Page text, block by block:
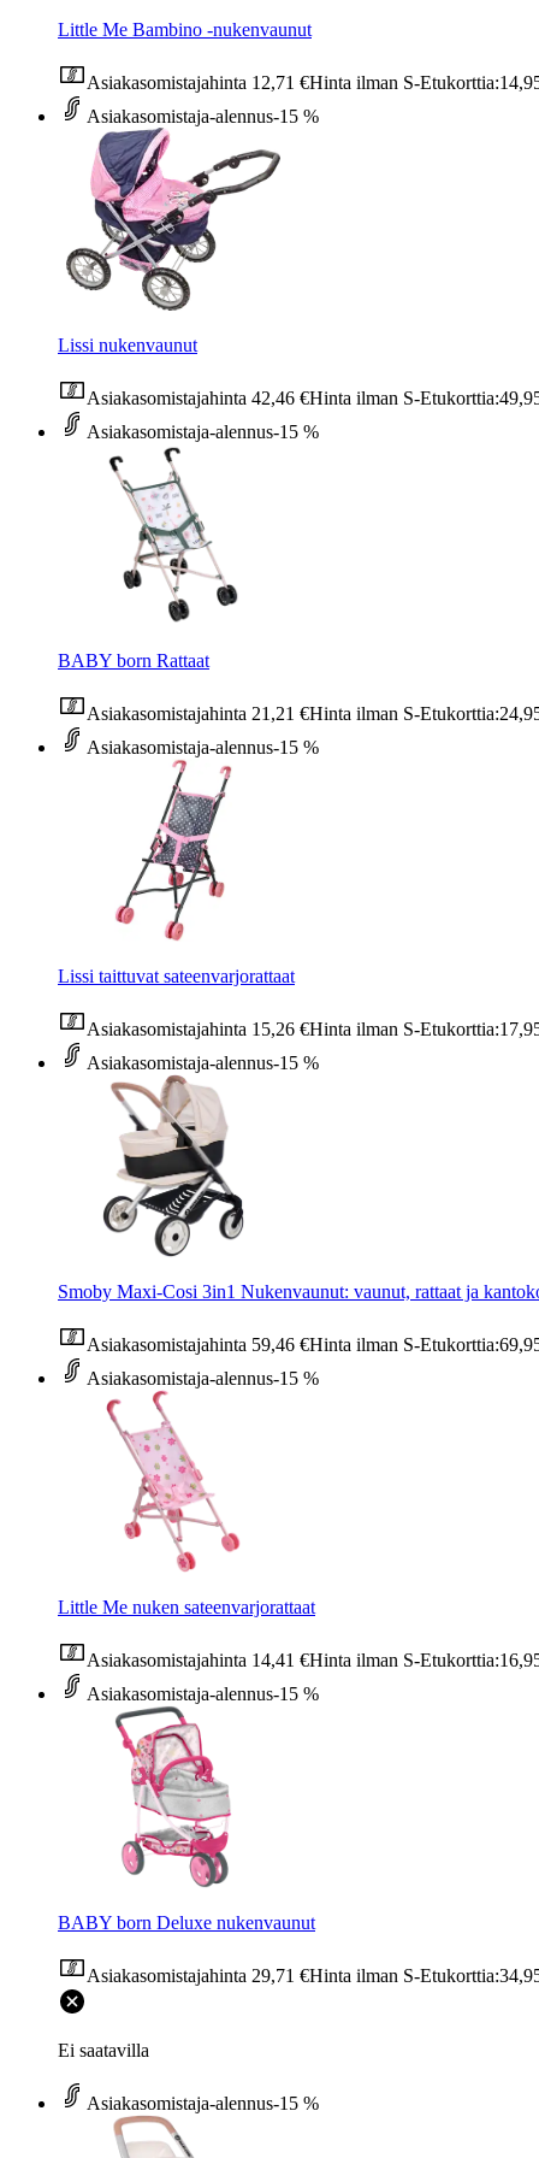
Little Me Bambino -nukenvaunut
Asiakasomistajahinta 12,71 €Hinta ilman S-Etukorttia:
Asiakasomistaja-alennus-15 %
Lissi nukenvaunut
Asiakasomistajahinta 42,46 €Hinta ilman S-Etukorttia:
Asiakasomistaja-alennus-15 %
BABY born Rattaat
Asiakasomistajahinta 21,21 €Hinta ilman S-Etukorttia:
Asiakasomistaja-alennus-15 %
Lissi taittuvat sateenvarjorattaat
Asiakasomistajahinta 15,26 €Hinta ilman S-Etukorttia:
Asiakasomistaja-alennus-15 %
Smoby Maxi-Cosi 3in1 Nukenvaunut: vaunut, rattaat ja
Asiakasomistajahinta 59,46 €Hinta ilman S-Etukorttia:
Asiakasomistaja-alennus-15 %
Little Me nuken sateenvarjorattaat
Asiakasomistajahinta 14,41 €Hinta ilman S-Etukorttia:
Asiakasomistaja-alennus-15 %
BABY born Deluxe nukenvaunut
Asiakasomistajahinta 29,71 €Hinta ilman S-Etukorttia:
Ei saatavilla
Asiakasomistaja-alennus-15 %